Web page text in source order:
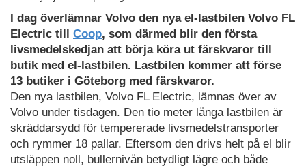
I dag överlämnar Volvo den nya el-lastbilen Volvo FL
Electric till Coop, som därmed blir den första
livsmedelskedjan att börja köra ut färskvaror till
butik med el-lastbilen. Lastbilen kommer att förse
13 butiker i Göteborg med färskvaror.
Den nya lastbilen, Volvo FL Electric, lämnas över av
Volvo under tisdagen. Den tio meter långa lastbilen är
skräddarsydd för tempererade livsmedelstransporter
och rymmer 18 pallar. Eftersom den drivs helt på el blir
utsläppen noll, bullernivån betydligt lägre och både